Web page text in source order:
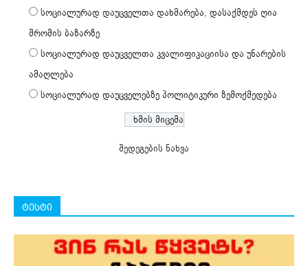
სოციალურად დაუცველთა დახმარება, დასაქმდეს ღია
შრომის ბაზარზე
სოციალურად დაუცველთა კვალიფიკაციისა და უნარების
ამაღლება
სოციალურად დაუცველებზე პოლიტიკური ზემოქმედება
შედეგების ნახვა
ტესტი